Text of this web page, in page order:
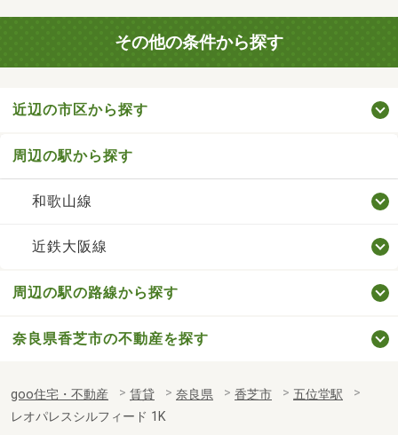
その他の条件から探す
近辺の市区から探す
周辺の駅から探す
和歌山線
近鉄大阪線
周辺の駅の路線から探す
奈良県香芝市の不動産を探す
goo住宅・不動産 賃貸 奈良県 香芝市
五位堂駅
レオパレスシルフィード 1K